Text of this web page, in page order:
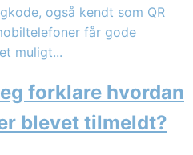
også kendt som QR
får gode
muligt...
forklare hvordan
blevet tilmeldt?